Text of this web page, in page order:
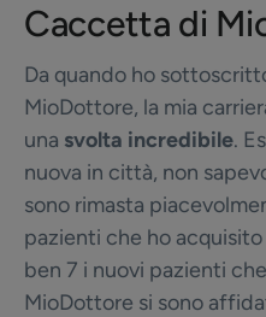
Caccetta di
Da quando ho
MioDottore, la mia
una svolta incredibile.
nuova in città, non
sono rimasta
pazienti che ho
ben 7 i nuovi pazienti
MioDottore si sono